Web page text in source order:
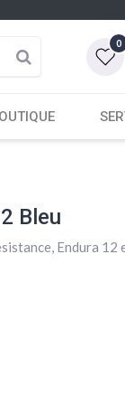
0
Bleu
Endura 12